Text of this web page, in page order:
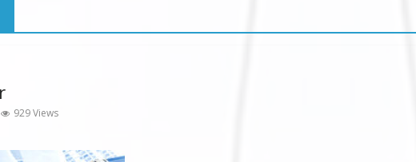
929 Views